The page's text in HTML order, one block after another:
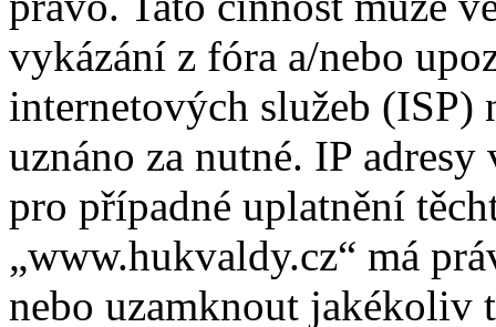
vykázání z fóra a/nebo
internetových služeb (ISP)
uznáno za nutné. IP
pro případné uplatnění
„www.hukvaldy.cz“ má
nebo uzamknout jakékoliv